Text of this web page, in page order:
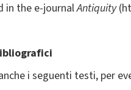
in the e-journalAntiquity
i seguenti testi, per